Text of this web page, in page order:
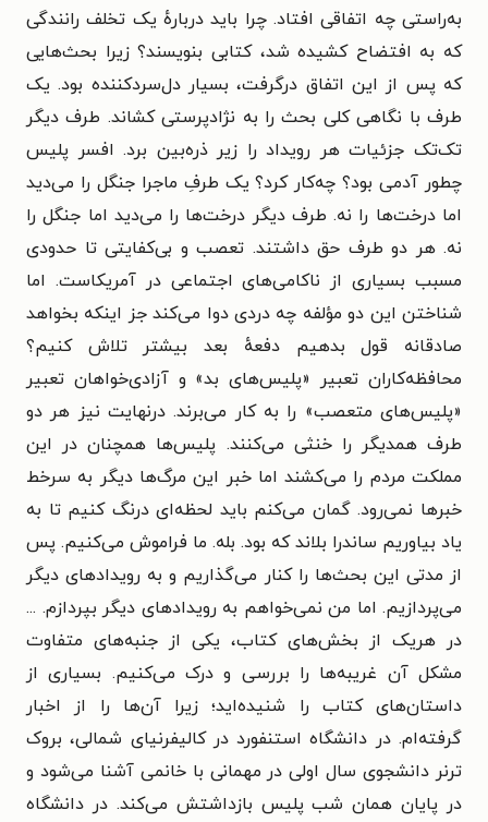
به‌راستی چه اتفاقی افتاد. چرا باید دربارهٔ یک تخلف رانندگی
که به افتضاح کشیده شد، کتابی بنویسند؟ زیرا بحث‌هایی
که پس از این اتفاق درگرفت، بسیار دل‌سردکننده بود. یک
طرف با نگاهی کلی بحث را به نژادپرستی کشاند. طرف دیگر
تک‌تک جزئیات هر رویداد را زیر ذره‌بین برد. افسر پلیس
چطور آدمی بود؟ چه‌کار کرد؟ یک طرفِ ماجرا جنگل را می‌دید
اما درخت‌ها را نه. طرف دیگر درخت‌ها را می‌دید اما جنگل را
نه. هر دو طرف حق داشتند. تعصب و بی‌کفایتی تا حدودی
مسبب بسیاری از ناکامی‌های اجتماعی در آمریکاست. اما
شناختن این دو مؤلفه چه دردی دوا می‌کند جز اینکه بخواهد
صادقانه قول بدهیم دفعهٔ بعد بیشتر تلاش کنیم؟
محافظه‌کاران تعبیر «پلیس‌های بد» و آزادی‌خواهان تعبیر
«پلیس‌های متعصب» را به کار می‌برند. درنهایت نیز هر دو
طرف همدیگر را خنثی می‌کنند. پلیس‌ها همچنان در این
مملکت مردم را می‌کشند اما خبر این مرگ‌ها دیگر به سرخط
خبرها نمی‌رود. گمان می‌کنم باید لحظه‌ای درنگ کنیم تا به
یاد بیاوریم ساندرا بلاند که بود. بله. ما فراموش می‌کنیم. پس
از مدتی این بحث‌ها را کنار می‌گذاریم و به رویدادهای دیگر
می‌پردازیم. اما من نمی‌خواهم به رویدادهای دیگر بپردازم. ...
در هریک از بخش‌های کتاب، یکی از جنبه‌های متفاوت
مشکل آن غریبه‌ها را بررسی و درک می‌کنیم. بسیاری از
داستان‌های کتاب را شنیده‌اید؛ زیرا آن‌ها را از اخبار
گرفته‌ام. در دانشگاه استنفورد در کالیفرنیای شمالی، بروک
ترنر دانشجوی سال اولی در مهمانی با خانمی آشنا می‌شود و
در پایان همان شب پلیس بازداشتش می‌کند. در دانشگاه